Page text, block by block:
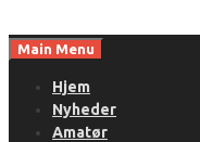
toMain Menu
Hjem
Nyheder
Amatør